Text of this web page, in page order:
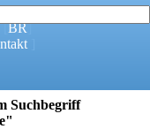
[BR]
]
Suchbegriff